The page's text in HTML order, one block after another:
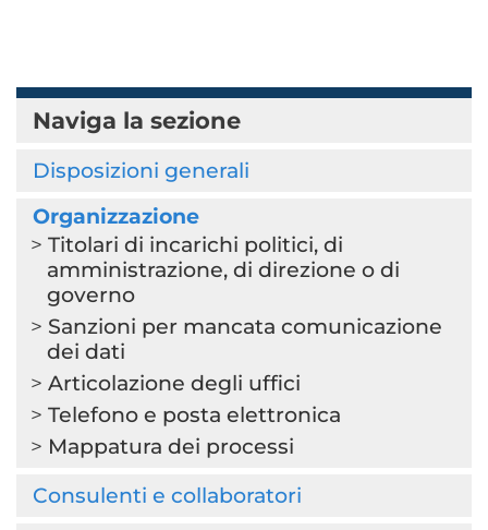
Naviga la sezione
Disposizioni generali
Organizzazione
Titolari di incarichi politici, di
amministrazione, di direzione o di
governo
Sanzioni per mancata comunicazione
dei dati
Articolazione degli uffici
Telefono e posta elettronica
Mappatura dei processi
Consulenti e collaboratori